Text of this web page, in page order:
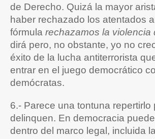
de Derecho. Quizá la mayor
haber rechazado los atentados
fórmula rechazamos la violencia
dirá pero, no obstante, yo no
éxito de la lucha antiterrorista
entrar en el juego democrático
demócratas.
6.- Parece una tontuna
delinquen. En democracia
dentro del marco legal, incluida